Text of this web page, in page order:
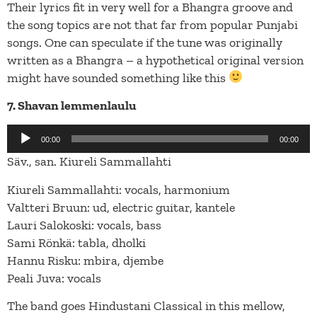
Their lyrics fit in very well for a Bhangra groove and
the song topics are not that far from popular Punjabi
songs. One can speculate if the tune was originally
written as a Bhangra – a hypothetical original version
might have sounded something like this
7. Shavan lemmenlaulu
Äänitoistin
00:00 00:00
Säv., san. Kiureli Sammallahti
Kiureli Sammallahti: vocals, harmonium
Valtteri Bruun: ud, electric guitar, kantele
Lauri Salokoski: vocals, bass
Sami Rönkä: tabla, dholki
Hannu Risku: mbira, djembe
Peali Juva: vocals
The band goes Hindustani Classical in this mellow,